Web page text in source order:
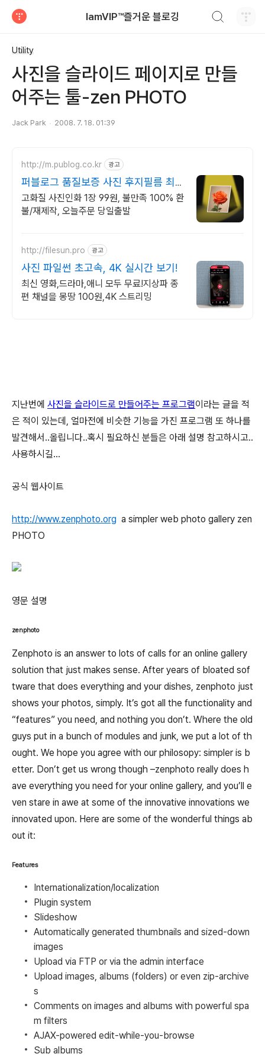
IamVIP™즐거운 블로깅
Utility
사진을 슬라이드 페이지로 만들
어주는 툴-zen PHOTO
Jack Park 2008. 7. 18. 01:39
http://m.publog.co.kr 광고
퍼블로그 품질보증 사진 후지필름 최고
급 인화지
고화질 사진인화 1장 99원, 불만족 100% 환
불/재제작, 오늘주문 당일출발
http://filesun.pro 광고
사진 파일썬 초고속, 4K 실시간 보기!
최신 영화,드라마,애니 모두 무료!지상파 종
편 채널을 몽땅 100원,4K 스트리밍
지난번에 사진을 슬라이드로 만들어주는 프로그램이라는 글을 적
은 적이 있는데, 얼마전에 비슷한 기능을 가진 프로그램 또 하나를
발견해서..올립니다..혹시 필요하신 분들은 아래 설명 참고하시고..
사용하시길...
공식 웹사이트
http://www.zenphoto.org a simpler web photo gallery zen
PHOTO
영문 설명
zenphoto
Zenphoto is an answer to lots of calls for an online gallery
solution that just makes sense. After years of bloated sof
tware that does everything and your dishes, zenphoto just
shows your photos, simply. It’s got all the functionality and
“features” you need, and nothing you don’t. Where the old
guys put in a bunch of modules and junk, we put a lot of th
ought. We hope you agree with our philosopy: simpler is b
etter. Don’t get us wrong though –zenphoto really does h
ave everything you need for your online gallery, and you’ll e
ven stare in awe at some of the innovative innovations we
innovated upon. Here are some of the wonderful things ab
out it:
Features
Internationalization/localization
Plugin system
Slideshow
Automatically generated thumbnails and sized-down
images
Upload via FTP or via the admin interface
Upload images, albums (folders) or even zip-archive
s
Comments on images and albums with powerful spa
m filters
AJAX-powered edit-while-you-browse
Sub albums